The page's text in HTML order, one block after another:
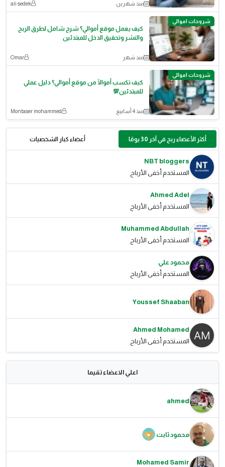
منذ شهرين ali sedek
شروحات اموالي
كيف يعمل موقع أموالي؟ شرح شامل لطرق الربح
والنشر وتحقيق الدخل للمبتدئين
منذ شهر Omar
شروحات اموالي
كيف تكسب أموالًا من موقع أموالي؟ دليل عملي
للمبتدئين💯
منذ 4 أسابيع Montaser mohammed
أكثر الأعضاء ربح في آخر 30 يومًا أعضاء كبار الشخصيات
NBT bloggers
المستخدم أخفى الأرباح
Ahmed Adel
المستخدم أخفى الأرباح
Muhammed Abdullah
المستخدم أخفى الأرباح
محمود علي
المستخدم أخفى الأرباح
Youssef Shaaban
Ahmed Mohamed
المستخدم أخفى الأرباح
اعلي الاعضاء تقيما
ahmed
محمود ثابت
Mohamed Samir